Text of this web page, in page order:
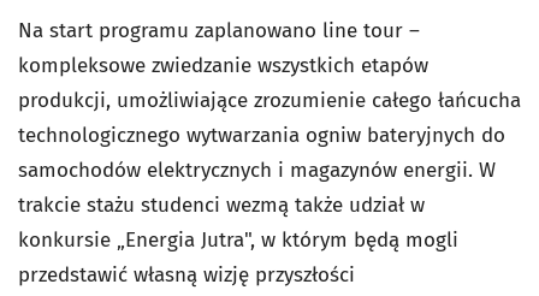
Na start programu zaplanowano line tour –
kompleksowe zwiedzanie wszystkich etapów
produkcji, umożliwiające zrozumienie całego łańcucha
technologicznego wytwarzania ogniw bateryjnych do
samochodów elektrycznych i magazynów energii. W
trakcie stażu studenci wezmą także udział w
konkursie „Energia Jutra", w którym będą mogli
przedstawić własną wizję przyszłości